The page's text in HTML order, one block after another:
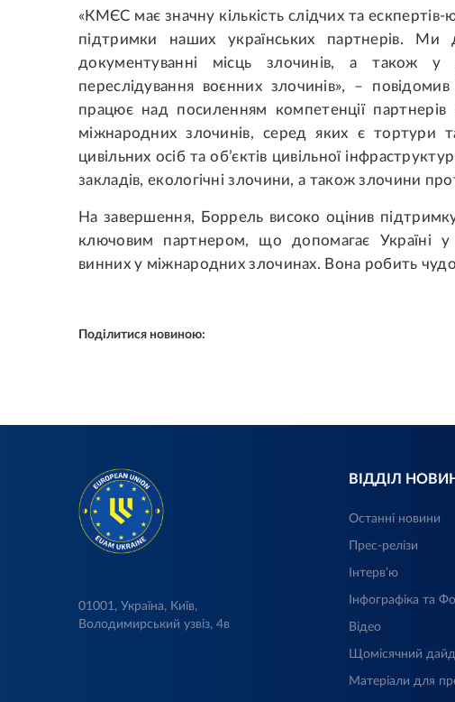
«КМЄС має значну кількість слідчих та
підтримки наших українських партнерів. Ми
документуванні місць злочинів, а також у
переслідування воєнних злочинів», –
працює над посиленням компетенції партнерів
міжнародних злочинів, серед яких є тортури
цивільних осіб та об’єктів цивільної
закладів, екологічні злочини, а також злочини
На завершення, Боррель високо оцінив
ключовим партнером, що допомагає Україні у
винних у міжнародних злочинах. Вона робить
Поділитися новиною:
01001, Україна, Київ,
Володимирський узвіз, 4в
ВІДДІЛ
Останні новини
Прес-релізи
Інтерв’ю
Інфографіка та
Відео
Щомісячний
Матеріали для